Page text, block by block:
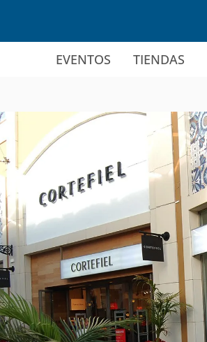
EVENTOS TIENDAS